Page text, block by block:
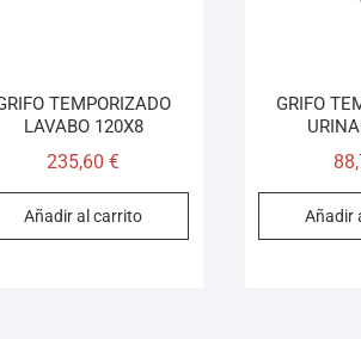
TEMPORIZADO
LAVABO 120X8
235,60€
Añadir al carrito
GRIFO
Añadir